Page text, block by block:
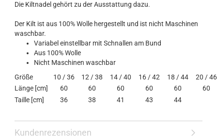
Die Kiltnadel gehört zu der Ausstattung dazu.
Der Kilt ist aus 100% Wolle hergestellt und ist nicht Maschinen
waschbar.
Variabel einstellbar mit Schnallen am Bund
Aus 100% Wolle
Nicht Maschinen waschbar
Größe
10 / 36 12 / 38 14 / 40 16 / 42 18 / 44
20 / 46
Länge [cm]
60 60 60 60 60
60
Taille [cm]
36 38 41 43 44
Kundenrezensionen